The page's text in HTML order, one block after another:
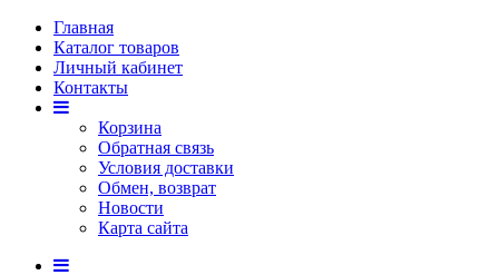
Главная
Каталог товаров
Личный кабинет
Контакты
Корзина
Обратная связь
Условия доставки
Обмен, возврат
Новости
Карта сайта